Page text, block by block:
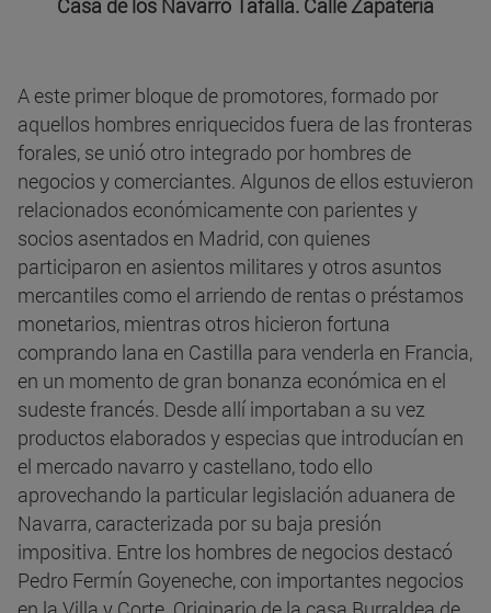
Casa de los Navarro Tafalla. Calle Zapatería
A este primer bloque de promotores, formado por
aquellos hombres enriquecidos fuera de las fronteras
forales, se unió otro integrado por hombres de
negocios y comerciantes. Algunos de ellos estuvieron
relacionados económicamente con parientes y
socios asentados en Madrid, con quienes
participaron en asientos militares y otros asuntos
mercantiles como el arriendo de rentas o préstamos
monetarios, mientras otros hicieron fortuna
comprando lana en Castilla para venderla en Francia,
en un momento de gran bonanza económica en el
sudeste francés. Desde allí importaban a su vez
productos elaborados y especias que introducían en
el mercado navarro y castellano, todo ello
aprovechando la particular legislación aduanera de
Navarra, caracterizada por su baja presión
impositiva. Entre los hombres de negocios destacó
Pedro Fermín Goyeneche, con importantes negocios